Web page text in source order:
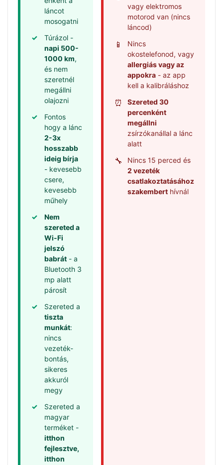
láncot
mosogatni
✓
Túrázol -
napi 500-
1000 km,
és nem
szeretnél
megállni
olajozni
✓
Fontos
hogy a lánc
2-3x
hosszabb
ideig bírja
- kevesebb
csere,
kevesebb
műhely
✓
Nem
szereted a
Wi-Fi
jelszó
babrát - a
Bluetooth 3
mp alatt
párosít
✓
Szereted a
tiszta
munkát:
nincs
vezeték-
bontás,
sikeres
akkuról
megy
✓
Szereted a
magyar
terméket -
itthon
fejlesztve,
itthon
vagy elektromos
motorod van (nincs
láncod)
📱
Nincs
okostelefonod, vagy
allergiás vagy az
appokra - az app
kell a kalibráláshoz
⏰
Szereted 30
percenként
megállni
zsírzókanállal a lánc
alatt
🔧
Nincs 15 perced és
2 vezeték
csatlakoztatásához
szakembert hívnál